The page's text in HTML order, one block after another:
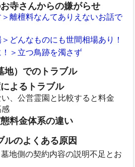
寺さんからの嫌がらせ
離檀料なんてありえないお話で
どんなものにも世間相場あり！
＞立つ鳥跡を濁さず
地）でのトラブル
よるトラブル
、公営霊園と比較すると料金
感
料金体系の違い
ルのよくある原因
地側の契約内容の説明不足とお